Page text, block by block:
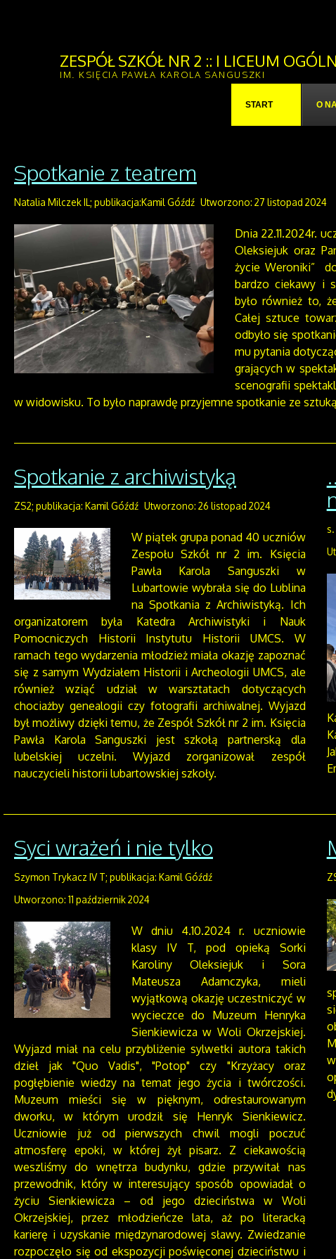
ZESPÓŁ SZKÓŁ NR 2 :: I LICEUM
IM. KSIĘCIA PAWŁA KAROLA SANGUSZKI
START O
Spotkanie z teatrem
Natalia Milczek IL; publikacja:Kamil Góźdź Utworzono: 27 listopad 2024
Dnia 22.11.2024r.
Oleksiejuk oraz
życie Weroniki”
bardzo ciekawy i
było również to,
Całej sztuce
odbyło się
mu pytania
grających w
scenografii
w widowisku. To było naprawdę przyjemne spotkanie ze
Spotkanie z archiwistyką
ZS2; publikacja: Kamil Góźdź Utworzono: 26 listopad 2024
W piątek grupa ponad 40 uczniów
Zespołu Szkół nr 2 im. Księcia
Pawła Karola Sanguszki w
Lubartowie wybrała się do Lublina
na Spotkania z Archiwistyką. Ich
organizatorem była Katedra Archiwistyki i Nauk
Pomocniczych Historii Instytutu Historii UMCS. W
ramach tego wydarzenia młodzież miała okazję zapoznać
się z samym Wydziałem Historii i Archeologii UMCS, ale
również wziąć udział w warsztatach dotyczących
chociażby genealogii czy fotografii archiwalnej. Wyjazd
był możliwy dzięki temu, że Zespół Szkół nr 2 im. Księcia
Pawła Karola Sanguszki jest szkołą partnerską dla
lubelskiej uczelni. Wyjazd zorganizował zespół
nauczycieli historii lubartowskiej szkoły.
Syci wrażeń i nie tylko
Szymon Trykacz IV T; publikacja: Kamil Góźdź
Utworzono: 11 październik 2024
W dniu 4.10.2024 r. uczniowie
klasy IV T, pod opieką Sorki
Karoliny Oleksiejuk i Sora
Mateusza Adamczyka, mieli
wyjątkową okazję uczestniczyć w
wycieczce do Muzeum Henryka
Sienkiewicza w Woli Okrzejskiej.
Wyjazd miał na celu przybliżenie sylwetki autora takich
dzieł jak "Quo Vadis", "Potop" czy "Krzyżacy oraz
pogłębienie wiedzy na temat jego życia i twórczości.
Muzeum mieści się w pięknym, odrestaurowanym
dworku, w którym urodził się Henryk Sienkiewicz.
Uczniowie już od pierwszych chwil mogli poczuć
atmosferę epoki, w której żył pisarz. Z ciekawością
weszliśmy do wnętrza budynku, gdzie przywitał nas
przewodnik, który w interesujący sposób opowiadał o
życiu Sienkiewicza – od jego dzieciństwa w Woli
Okrzejskiej, przez młodzieńcze lata, aż po literacką
karierę i uzyskanie międzynarodowej sławy. Zwiedzanie
rozpoczęło się od ekspozycji poświęconej dzieciństwu i